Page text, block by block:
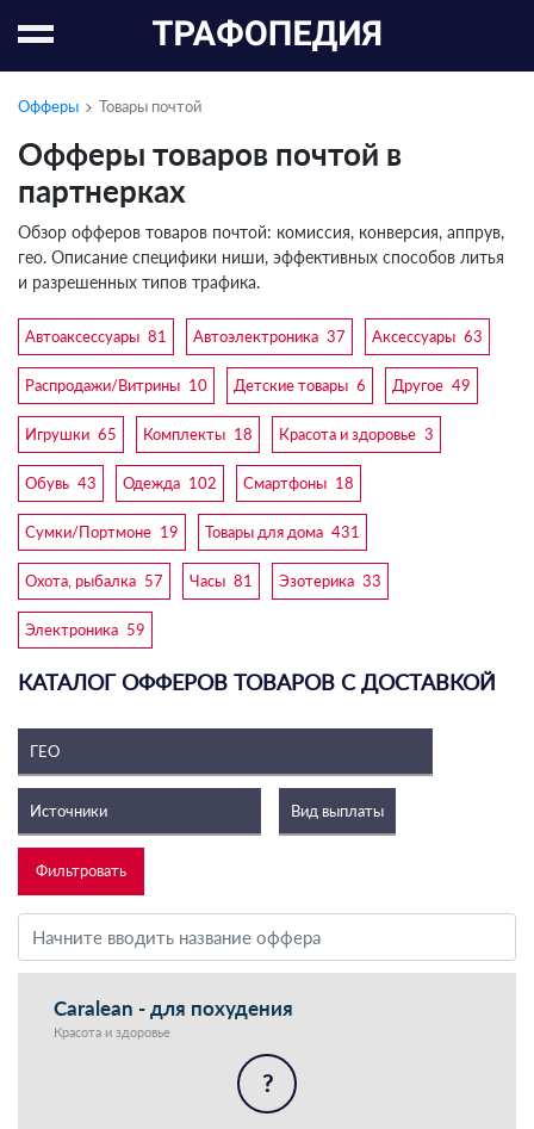
Офферы Товары почтой
Офферы товаров почтой в
партнерках
Обзор офферов товаров почтой: комиссия, конверсия, аппрув,
гео. Описание специфики ниши, эффективных способов литья
и разрешенных типов трафика.
Автоаксессуары 81 Автоэлектроника 37 Аксессуары 63
Распродажи/Витрины 10 Детские товары 6 Другое 49
Игрушки 65 Комплекты 18 Красота и здоровье 3
Обувь 43 Одежда 102 Смартфоны 18
Сумки/Портмоне 19 Товары для дома 431
Охота, рыбалка 57 Часы 81 Эзотерика 33
Электроника 59
КАТАЛОГ ОФФЕРОВ ТОВАРОВ С ДОСТАВКОЙ
Caralean - для похудения
Красота и здоровье
?